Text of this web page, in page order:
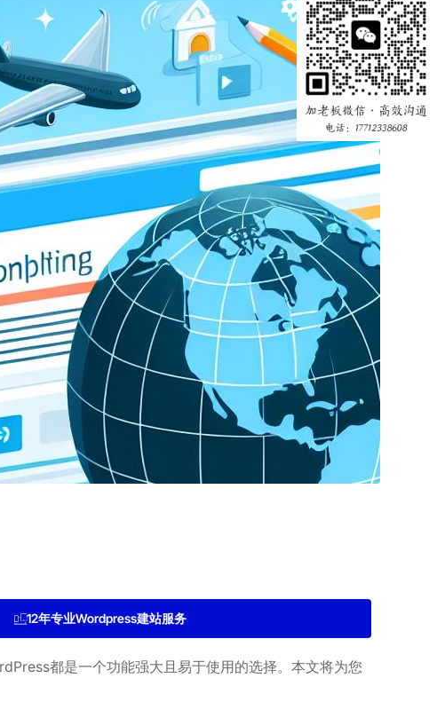
12年专业Wordpress建站服务
都是一个功能强大且易于使用的选择。本文将为您